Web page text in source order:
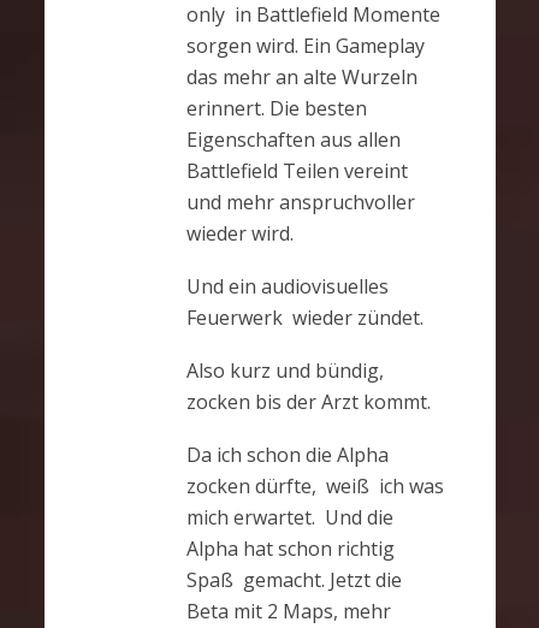
only in Battlefield Momente
sorgen wird. Ein Gameplay
das mehr an alte Wurzeln
erinnert. Die besten
Eigenschaften aus allen
Battlefield Teilen vereint
und mehr anspruchvoller
wieder wird.
Und ein audiovisuelles
Feuerwerk wieder zündet.
Also kurz und bündig,
zocken bis der Arzt kommt.
Da ich schon die Alpha
zocken dürfte, weiß ich was
mich erwartet. Und die
Alpha hat schon richtig
Spaß gemacht. Jetzt die
Beta mit 2 Maps, mehr